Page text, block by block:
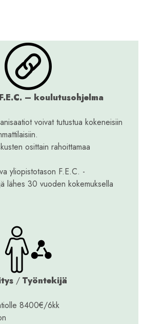
– koulutusohjelma
voivat tutustua kokeneisiin
osittain rahoittamaa
yliopistotason F.E.C. -
lähes 30 vuoden kokemuksella
/Työntekijä
8400€/6kk